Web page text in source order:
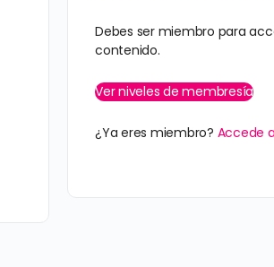
Debes ser miembro para
contenido.
Ver niveles de membresía
¿Ya eres miembro? Accede